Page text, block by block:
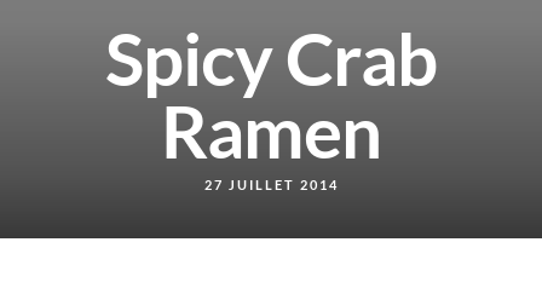
Spicy Crab
Ramen
27 JUILLET 2014